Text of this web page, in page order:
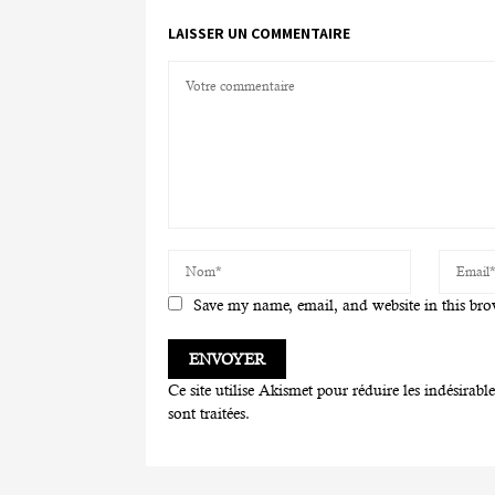
LAISSER UN COMMENTAIRE
Save my name, email, and website in this
Ce site utilise Akismet pour réduire les
sont traitées.